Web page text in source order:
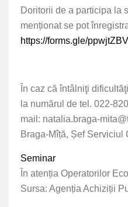
Doritorii de a participa la
menționat se pot
https://forms.gle/
În caz că întâlniţi
la numărul de tel. 022-
mail: natalia.braga-
Braga-Mîță, Șef Serviciul
Seminar
În atenția Operatorilor
Sursa: Agenția Achiziții